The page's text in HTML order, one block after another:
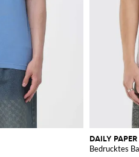
DAILY PAPER
Bedrucktes